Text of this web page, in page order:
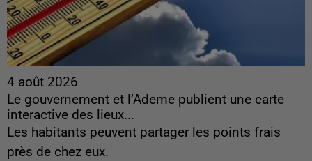
4 août 2026
Le gouvernement et l’Ademe publient une carte
interactive des lieux...
Les habitants peuvent partager les points frais
près de chez eux.